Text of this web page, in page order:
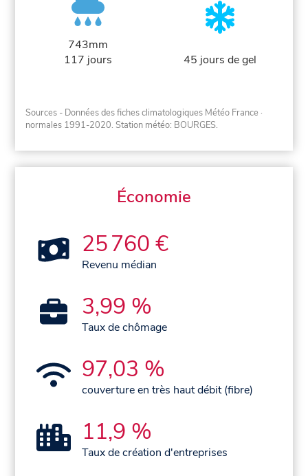
743mm
117 jours
45 jours de gel
Sources - Données des fiches climatologiques Météo France ·
normales 1991-2020. Station météo: BOURGES.
Économie
25 760 €
Revenu médian
3,99 %
Taux de chômage
97,03 %
couverture en très haut débit (fibre)
11,9 %
Taux de création d'entreprises